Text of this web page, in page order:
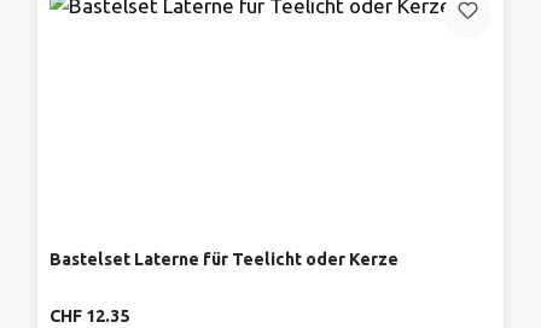
Bastelset Laterne für Teelicht oder Kerze
Regulärer Preis:
CHF 12.35